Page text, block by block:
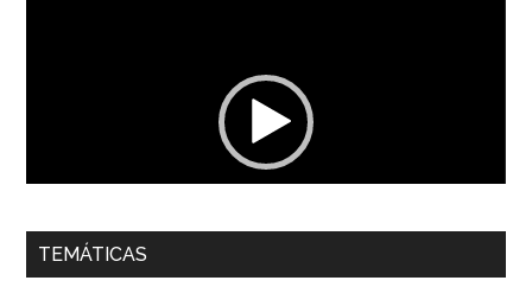
00:00 01:04
Dra. Carolina Corcho Mejía,Presidenta Corporación
TEMÁTICAS